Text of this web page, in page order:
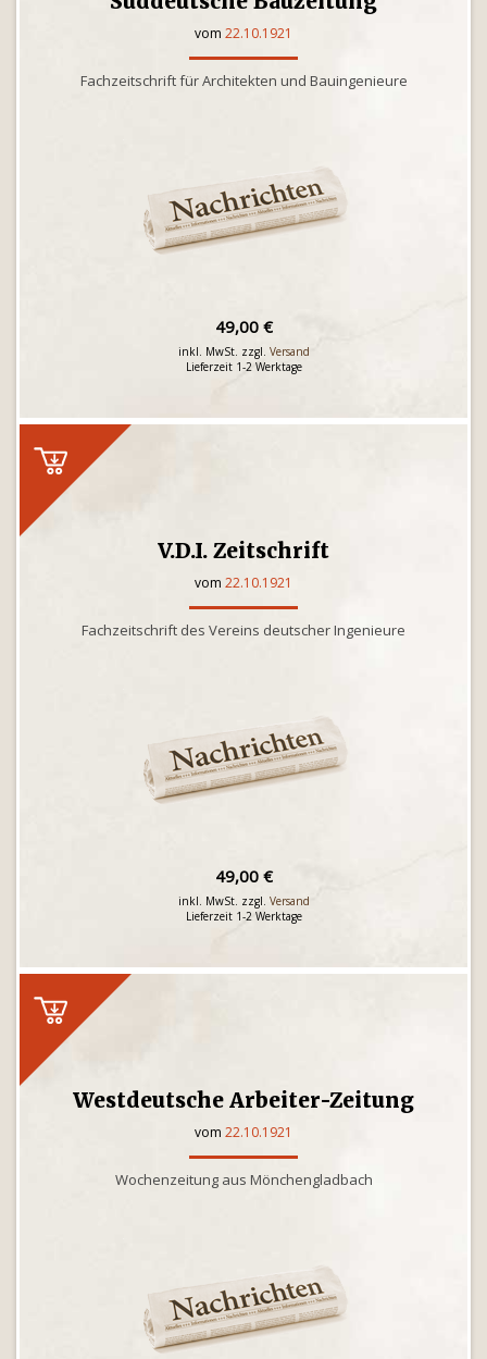
vom 22.10.1921
Fachzeitschrift für Architekten und Bauingenieure
49,00 €
inkl. MwSt. zzgl. Versand
Lieferzeit 1-2 Werktage
V.D.I. Zeitschrift
vom 22.10.1921
Fachzeitschrift des Vereins deutscher Ingenieure
49,00 €
inkl. MwSt. zzgl. Versand
Lieferzeit 1-2 Werktage
Westdeutsche Arbeiter-Zeitung
vom 22.10.1921
Wochenzeitung aus Mönchengladbach